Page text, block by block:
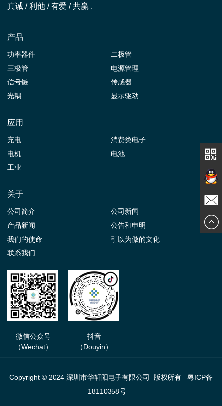
真诚 / 利他 / 有爱 / 共赢 .
产品
功率器件
二极管
三极管
电源管理
信号链
传感器
光耦
显示驱动
应用
充电
消费类电子
电机
电池
工业
关于
公司简介
公司新闻
产品新闻
公告和申明
我们的使命
引以为傲的文化
联系我们
微信公众号
（Wechat）
抖音
（Douyin）
Copyright © 2024 深圳市华轩阳电子有限公司 版权所有 粤ICP备
18110358号
在线交
谈
发送邮